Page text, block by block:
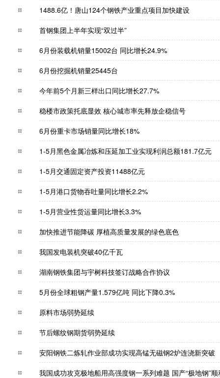
1488.6亿！唐山124个钢铁产业重点项目加快建
首钢集团上半年实现“双过半”
6月份装载机销量15002台 同比增长24.9%
6月份挖掘机销量25445台
今年前5个月新三样出口同比增长27.7%
稳楼市政策托底显效 核心城市率先释放企稳信号
6月份重卡市场销量同比增长18%
1-5月黑色金属冶炼和压延加工业实现利润总额
1-5月交通固定资产投资11488亿元
1-5月港口货物吞吐量同比增长2.2%
1-5月营业性货运量同比增长3.3%
加快推进节能降碳 厚植高质量发展的绿色底色
我国发电装机突破40亿千瓦
湖南钢铁集团与宇树科技签订战略合作协议
5月份全球粗钢产量1.579亿吨 同比下降0.3%
原料市场弱势延续
节后螺纹钢期货弱势延续
安阳钢铁二炼轧作业部成功实现高锰无磁钢2炉连
我国成功攻克极地船用高强度钢一系列难题 国产“